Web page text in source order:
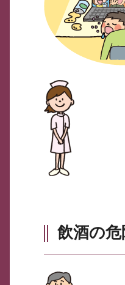
飲酒の